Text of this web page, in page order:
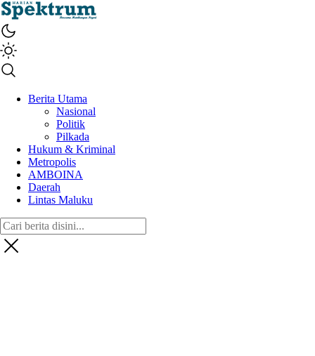
spektrumonline.com
Berita Utama
Nasional
Politik
Pilkada
Hukum & Kriminal
Metropolis
AMBOINA
Daerah
Lintas Maluku